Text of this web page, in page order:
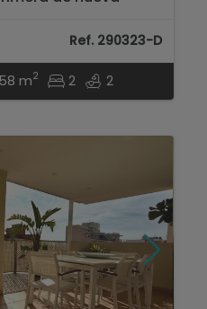
Ref. 290323-D
m2 2 2